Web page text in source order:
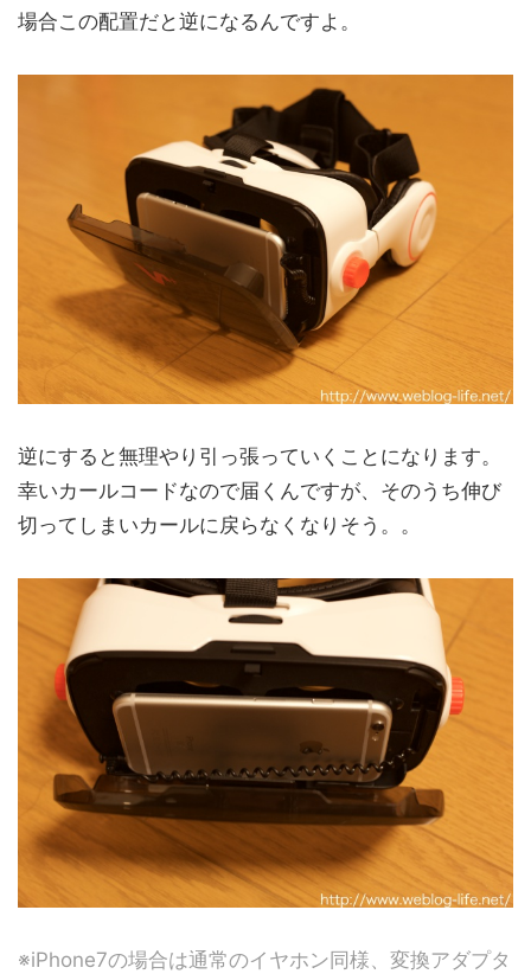
場合この配置だと逆になるんですよ。
逆にすると無理やり引っ張っていくことになります。
幸いカールコードなので届くんですが、そのうち伸び
切ってしまいカールに戻らなくなりそう。。
※iPhone7の場合は通常のイヤホン同様、変換アダプタ